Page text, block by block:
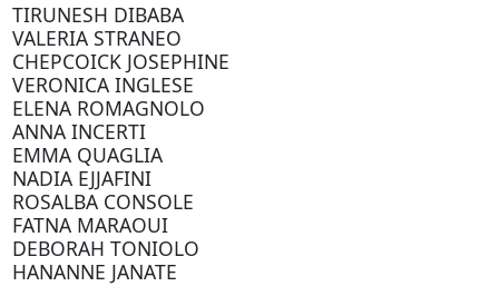
TIRUNESH DIBABA
VALERIA STRANEO
CHEPCOICK JOSEPHINE
VERONICA INGLESE
ELENA ROMAGNOLO
ANNA INCERTI
EMMA QUAGLIA
NADIA EJJAFINI
ROSALBA CONSOLE
FATNA MARAOUI
DEBORAH TONIOLO
HANANNE JANATE